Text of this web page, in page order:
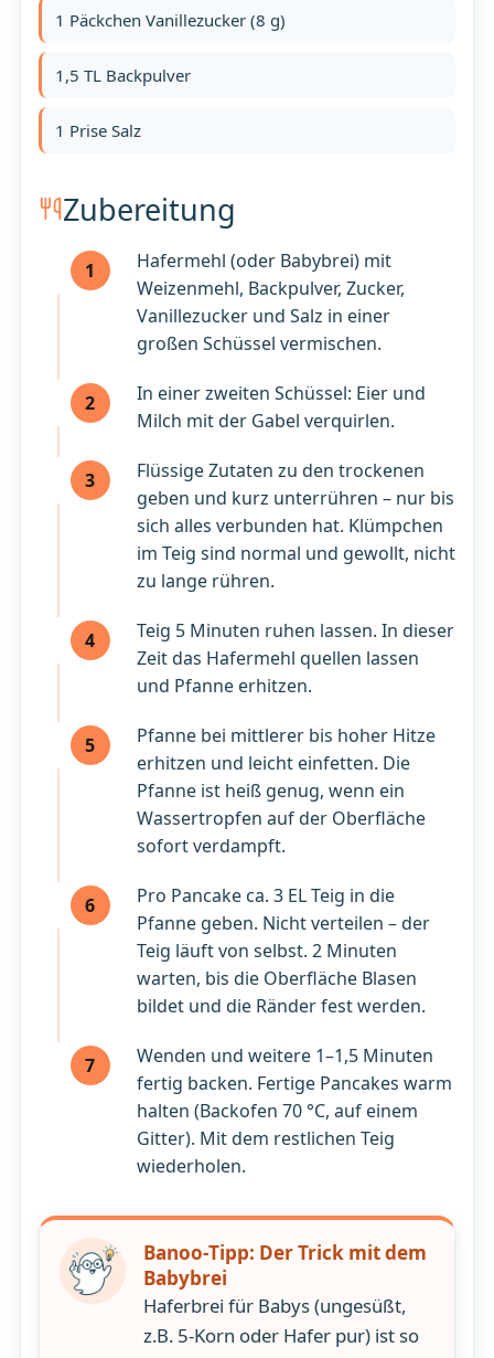
1 Päckchen Vanillezucker (8 g)
1,5 TL Backpulver
1 Prise Salz
Zubereitung
1
Hafermehl (oder Babybrei) mit
Weizenmehl, Backpulver, Zucker,
Vanillezucker und Salz in einer
großen Schüssel vermischen.
2
In einer zweiten Schüssel: Eier und
Milch mit der Gabel verquirlen.
3
Flüssige Zutaten zu den trockenen
geben und kurz unterrühren – nur bis
sich alles verbunden hat. Klümpchen
im Teig sind normal und gewollt, nicht
zu lange rühren.
4
Teig 5 Minuten ruhen lassen. In dieser
Zeit das Hafermehl quellen lassen
und Pfanne erhitzen.
5
Pfanne bei mittlerer bis hoher Hitze
erhitzen und leicht einfetten. Die
Pfanne ist heiß genug, wenn ein
Wassertropfen auf der Oberfläche
sofort verdampft.
6
Pro Pancake ca. 3 EL Teig in die
Pfanne geben. Nicht verteilen – der
Teig läuft von selbst. 2 Minuten
warten, bis die Oberfläche Blasen
bildet und die Ränder fest werden.
7
Wenden und weitere 1–1,5 Minuten
fertig backen. Fertige Pancakes warm
halten (Backofen 70 °C, auf einem
Gitter). Mit dem restlichen Teig
wiederholen.
Banoo-Tipp: Der Trick mit dem
Babybrei
Haferbrei für Babys (ungesüßt,
z.B. 5-Korn oder Hafer pur) ist so